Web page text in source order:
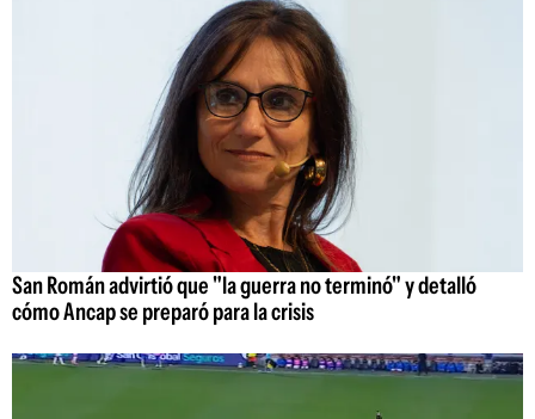
San Román advirtió que "la guerra no terminó" y detalló
cómo Ancap se preparó para la crisis